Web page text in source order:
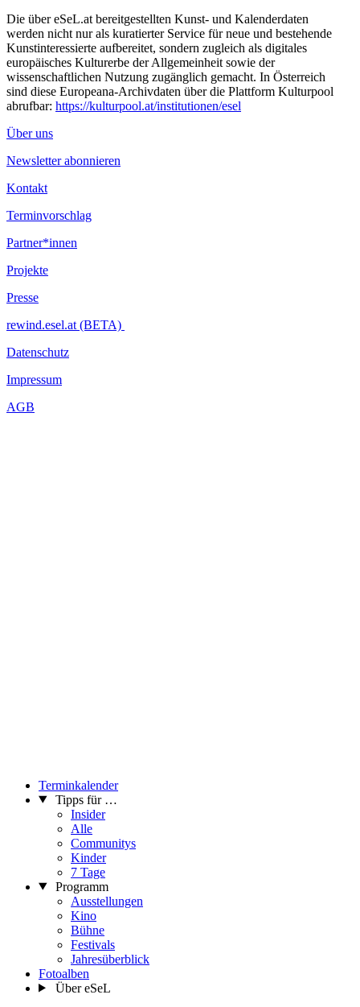
Die über eSeL.at bereitgestellten Kunst- und Kalenderdaten
werden nicht nur als kuratierter Service für neue und bestehende
Kunstinteressierte aufbereitet, sondern zugleich als digitales
europäisches Kulturerbe der Allgemeinheit sowie der
wissenschaftlichen Nutzung zugänglich gemacht. In Österreich
sind diese Europeana-Archivdaten über die Plattform Kulturpool
abrufbar: https://kulturpool.at/institutionen/esel
Über uns
Newsletter abonnieren
Kontakt
Terminvorschlag
Partner*innen
Projekte
Presse
rewind.esel.at (BETA)
Datenschutz
Impressum
AGB
Terminkalender
Tipps für …
Insider
Alle
Communitys
Kinder
7 Tage
Programm
Ausstellungen
Kino
Bühne
Festivals
Jahresüberblick
Fotoalben
Über eSeL